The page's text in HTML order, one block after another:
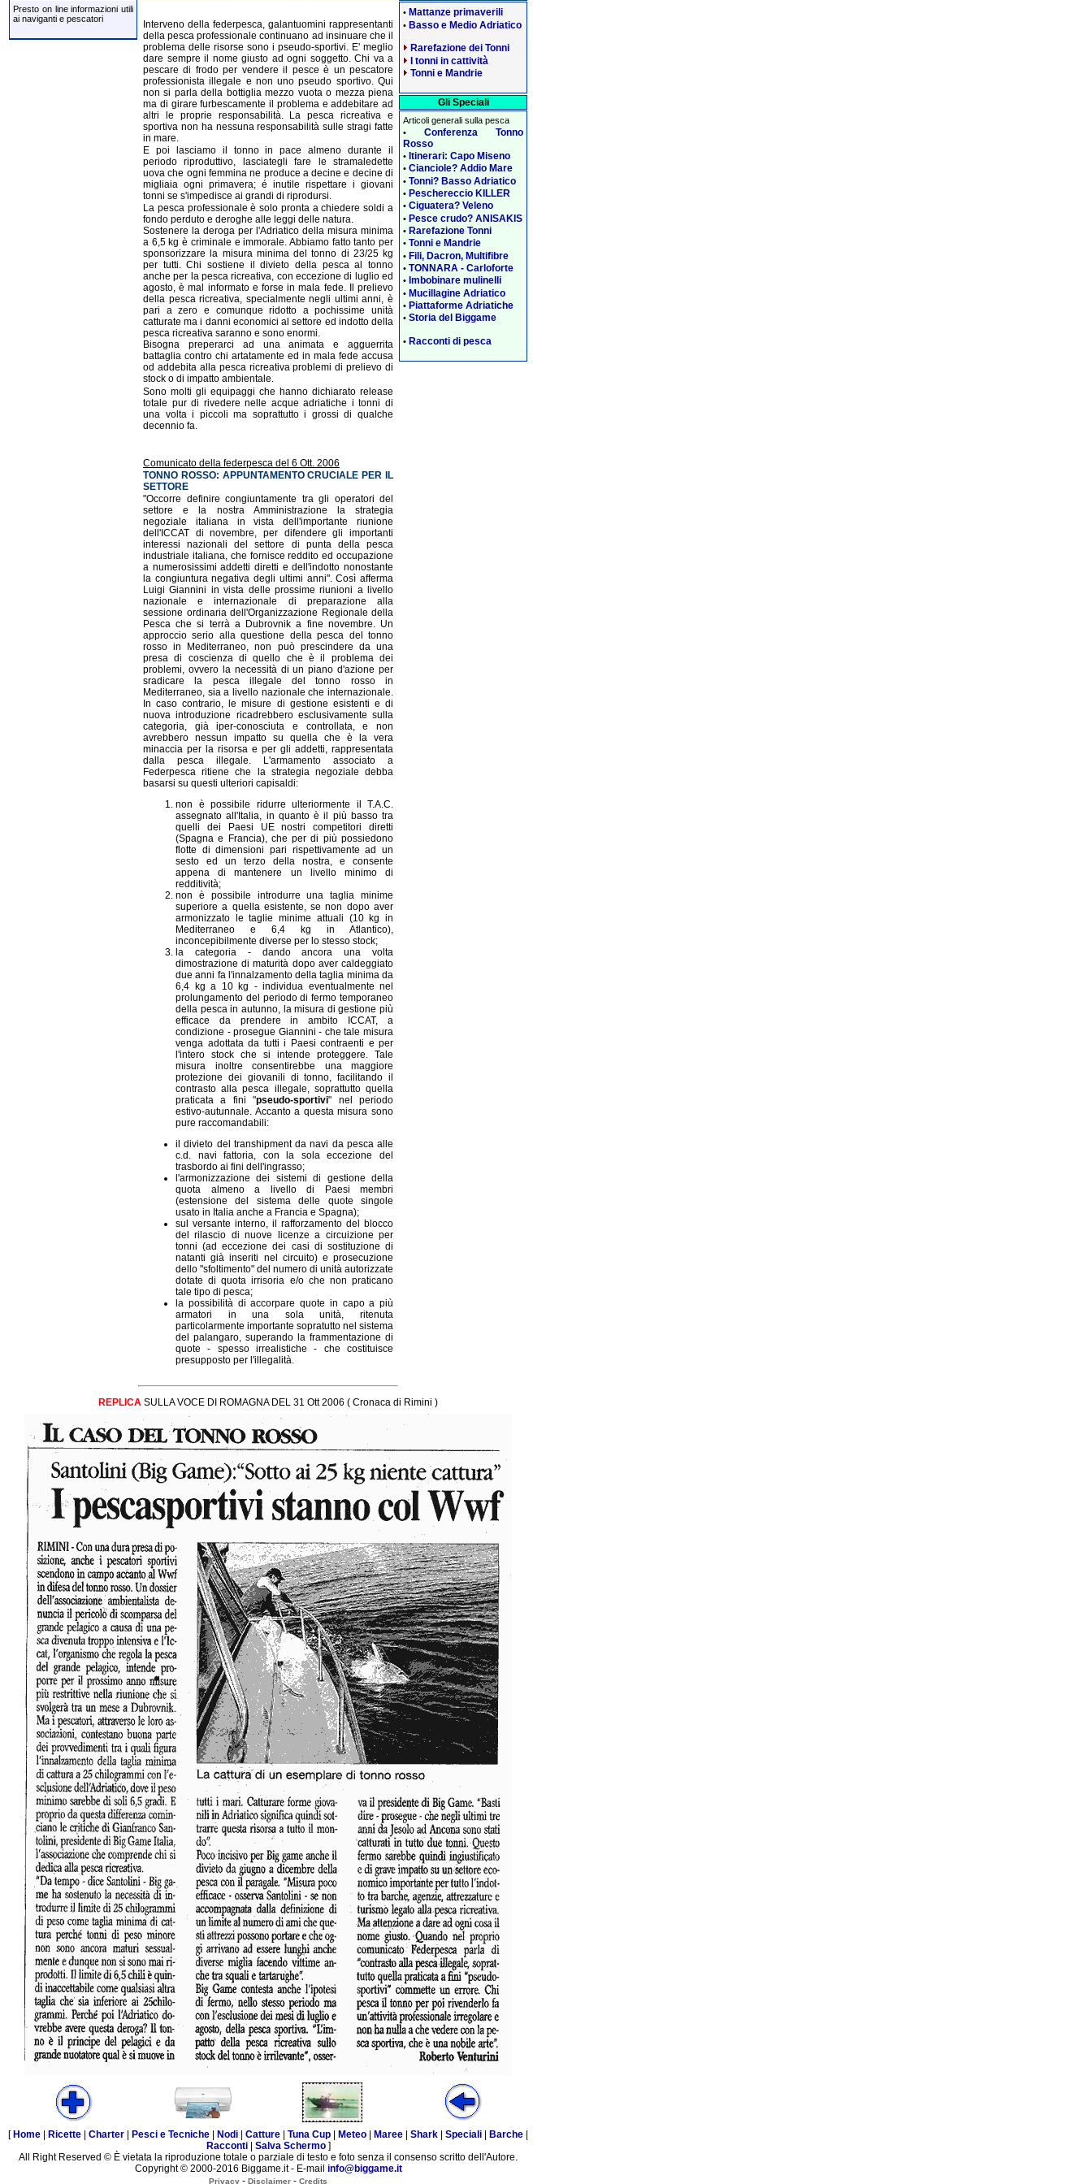
Presto on line informazioni utili
ai naviganti e pescatori
Interveno della federpesca, galantuomini rappresentanti
della pesca professionale continuano ad insinuare che il
problema delle risorse sono i pseudo-sportivi. E' meglio
dare sempre il nome giusto ad ogni soggetto. Chi va a
pescare di frodo per vendere il pesce è un pescatore
professionista illegale e non uno pseudo sportivo. Qui
non si parla della bottiglia mezzo vuota o mezza piena
ma di girare furbescamente il problema e addebitare ad
altri le proprie responsabilità. La pesca ricreativa e
sportiva non ha nessuna responsabilità sulle stragi fatte
in mare.
E poi lasciamo il tonno in pace almeno durante il
periodo riproduttivo, lasciategli fare le stramaledette
uova che ogni femmina ne produce a decine e decine di
migliaia ogni primavera; é inutile rispettare i giovani
tonni se s'impedisce ai grandi di riprodursi.
La pesca professionale è solo pronta a chiedere soldi a
fondo perduto e deroghe alle leggi delle natura.
Sostenere la deroga per l'Adriatico della misura minima
a 6,5 kg è criminale e immorale. Abbiamo fatto tanto per
sponsorizzare la misura minima del tonno di 23/25 kg
per tutti. Chi sostiene il divieto della pesca al tonno
anche per la pesca ricreativa, con eccezione di luglio ed
agosto, è mal informato e forse in mala fede. Il prelievo
della pesca ricreativa, specialmente negli ultimi anni, è
pari a zero e comunque ridotto a pochissime unità
catturate ma i danni economici al settore ed indotto della
pesca ricreativa saranno e sono enormi.
Bisogna preperarci ad una animata e agguerrita
battaglia contro chi artatamente ed in mala fede accusa
od addebita alla pesca ricreativa problemi di prelievo di
stock o di impatto ambientale.
Sono molti gli equipaggi che hanno dichiarato release
totale pur di rivedere nelle acque adriatiche i tonni di
una volta i piccoli ma soprattutto i grossi di qualche
decennio fa.
Comunicato della federpesca del 6 Ott. 2006
TONNO ROSSO: APPUNTAMENTO CRUCIALE PER IL
SETTORE
"Occorre definire congiuntamente tra gli operatori del
settore e la nostra Amministrazione la strategia
negoziale italiana in vista dell'importante riunione
dell'ICCAT di novembre, per difendere gli importanti
interessi nazionali del settore di punta della pesca
industriale italiana, che fornisce reddito ed occupazione
a numerosissimi addetti diretti e dell'indotto nonostante
la congiuntura negativa degli ultimi anni". Così afferma
Luigi Giannini in vista delle prossime riunioni a livello
nazionale e internazionale di preparazione alla
sessione ordinaria dell'Organizzazione Regionale della
Pesca che si terrà a Dubrovnik a fine novembre. Un
approccio serio alla questione della pesca del tonno
rosso in Mediterraneo, non può prescindere da una
presa di coscienza di quello che è il problema dei
problemi, ovvero la necessità di un piano d'azione per
sradicare la pesca illegale del tonno rosso in
Mediterraneo, sia a livello nazionale che internazionale.
In caso contrario, le misure di gestione esistenti e di
nuova introduzione ricadrebbero esclusivamente sulla
categoria, già iper-conosciuta e controllata, e non
avrebbero nessun impatto su quella che è la vera
minaccia per la risorsa e per gli addetti, rappresentata
dalla pesca illegale. L'armamento associato a
Federpesca ritiene che la strategia negoziale debba
basarsi su questi ulteriori capisaldi:
non è possibile ridurre ulteriormente il T.A.C.
assegnato all'Italia, in quanto è il più basso tra
quelli dei Paesi UE nostri competitori diretti
(Spagna e Francia), che per di più possiedono
flotte di dimensioni pari rispettivamente ad un
sesto ed un terzo della nostra, e consente
appena di mantenere un livello minimo di
redditività;
non è possibile introdurre una taglia minime
superiore a quella esistente, se non dopo aver
armonizzato le taglie minime attuali (10 kg in
Mediterraneo e 6,4 kg in Atlantico),
inconcepibilmente diverse per lo stesso stock;
la categoria - dando ancora una volta
dimostrazione di maturità dopo aver caldeggiato
due anni fa l'innalzamento della taglia minima da
6,4 kg a 10 kg - individua eventualmente nel
prolungamento del periodo di fermo temporaneo
della pesca in autunno, la misura di gestione più
efficace da prendere in ambito ICCAT, a
condizione - prosegue Giannini - che tale misura
venga adottata da tutti i Paesi contraenti e per
l'intero stock che si intende proteggere. Tale
misura inoltre consentirebbe una maggiore
protezione dei giovanili di tonno, facilitando il
contrasto alla pesca illegale, soprattutto quella
praticata a fini "pseudo-sportivi" nel periodo
estivo-autunnale. Accanto a questa misura sono
pure raccomandabili:
il divieto del transhipment da navi da pesca alle
c.d. navi fattoria, con la sola eccezione del
trasbordo ai fini dell'ingrasso;
l'armonizzazione dei sistemi di gestione della
quota almeno a livello di Paesi membri
(estensione del sistema delle quote singole
usato in Italia anche a Francia e Spagna);
sul versante interno, il rafforzamento del blocco
del rilascio di nuove licenze a circuizione per
tonni (ad eccezione dei casi di sostituzione di
natanti già inseriti nel circuito) e prosecuzione
dello "sfoltimento" del numero di unità autorizzate
dotate di quota irrisoria e/o che non praticano
tale tipo di pesca;
la possibilità di accorpare quote in capo a più
armatori in una sola unità, ritenuta
particolarmente importante sopratutto nel sistema
del palangaro, superando la frammentazione di
quote - spesso irrealistiche - che costituisce
presupposto per l'illegalità.
• Mattanze primaverili
• Basso e Medio Adriatico
Rarefazione dei Tonni
I tonni in cattività
Tonni e Mandrie
Gli Speciali
Articoli generali sulla pesca
• Conferenza Tonno
Rosso
• Itinerari: Capo Miseno
• Cianciole? Addio Mare
• Tonni? Basso Adriatico
• Peschereccio KILLER
• Ciguatera? Veleno
• Pesce crudo? ANISAKIS
• Rarefazione Tonni
• Tonni e Mandrie
• Fili, Dacron, Multifibre
• TONNARA - Carloforte
• Imbobinare mulinelli
• Mucillagine Adriatico
• Piattaforme Adriatiche
• Storia del Biggame
• Racconti di pesca
REPLICA SULLA VOCE DI ROMAGNA DEL 31 Ott 2006 ( Cronaca di Rimini )
[ Home Ricette Charter Pesci e Tecniche Nodi Catture Tuna Cup Meteo Maree Shark Speciali Barche
Racconti| Salva Schermo]
All Right Reserved © È vietata la riproduzione totale o parziale di testo e foto senza il consenso scritto dell'Autore.
Copyright © 2000-2016 Biggame.it - E-mail info@biggame.it
Privacy - Disclaimer - Credits